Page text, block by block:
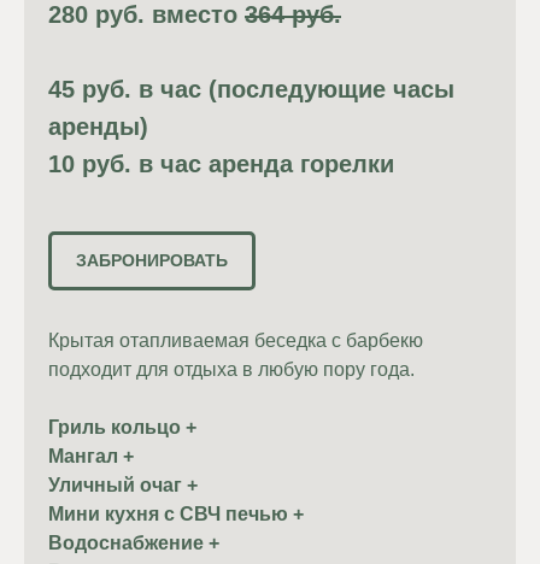
280 руб. вместо 364 руб.
45 руб. в час (последующие часы
аренды)
10 руб. в час аренда горелки
ЗАБРОНИРОВАТЬ
Крытая отапливаемая беседка с барбекю
подходит для отдыха в любую пору года.
Гриль кольцо +
Мангал +
Уличный очаг +
Мини кухня с СВЧ печью +
Водоснабжение +